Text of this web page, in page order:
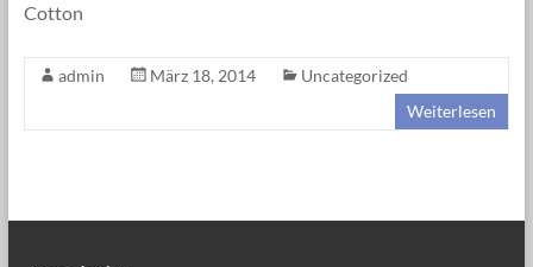
Cotton
admin März 18, 2014
Uncategorized
Weiterlesen